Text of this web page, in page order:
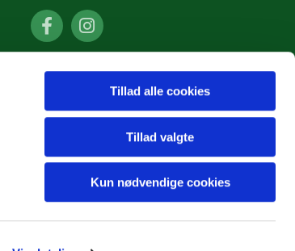
Tillad alle cookies
Tillad valgte
Kun nødvendige cookies